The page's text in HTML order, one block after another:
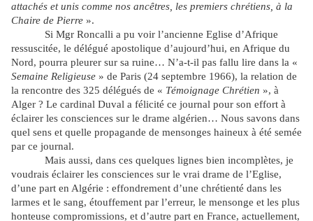
attachés et unis comme nos ancêtres, les premiers chrétiens, à la
Chaire de Pierre ».
Si Mgr Roncalli a pu voir l’ancienne Eglise d’Afrique
ressuscitée, le délégué apostolique d’aujourd’hui, en Afrique du
Nord, pourra pleurer sur sa ruine… N’a-t-il pas fallu lire dans la «
Semaine Religieuse » de Paris (24 septembre 1966), la relation de
la rencontre des 325 délégués de « Témoignage Chrétien », à
Alger ? Le cardinal Duval a félicité ce journal pour son effort à
éclairer les consciences sur le drame algérien… Nous savons dans
quel sens et quelle propagande de mensonges haineux à été semée
par ce journal.
Mais aussi, dans ces quelques lignes bien incomplètes, je
voudrais éclairer les consciences sur le vrai drame de l’Eglise,
d’une part en Algérie : effondrement d’une chrétienté dans les
larmes et le sang, étouffement par l’erreur, le mensonge et les plus
honteuse compromissions, et d’autre part en France, actuellement,